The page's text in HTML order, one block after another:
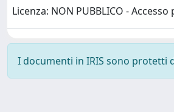
Licenza: NON PUBBLICO -
I documenti in IRIS sono protetti